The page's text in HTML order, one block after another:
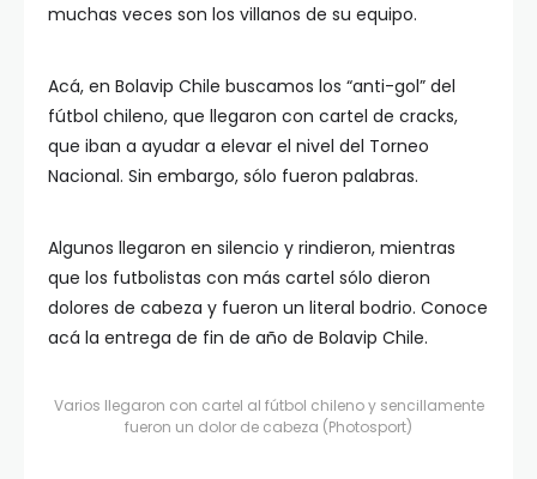
muchas veces son los villanos de su equipo.
Acá, en Bolavip Chile buscamos los “anti-gol” del
fútbol chileno, que llegaron con cartel de cracks,
que iban a ayudar a elevar el nivel del Torneo
Nacional. Sin embargo, sólo fueron palabras.
Algunos llegaron en silencio y rindieron, mientras
que los futbolistas con más cartel sólo dieron
dolores de cabeza y fueron un literal bodrio. Conoce
acá la entrega de fin de año de Bolavip Chile.
Varios llegaron con cartel al fútbol chileno y sencillamente
fueron un dolor de cabeza (Photosport)